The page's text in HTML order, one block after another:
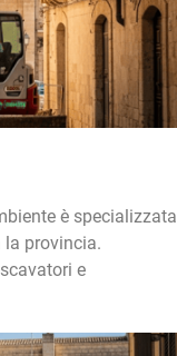
è specializzata
provincia.
e